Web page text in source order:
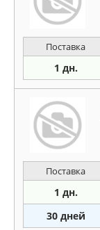
Поставка
1 дн.
Поставка
1 дн.
30 дней